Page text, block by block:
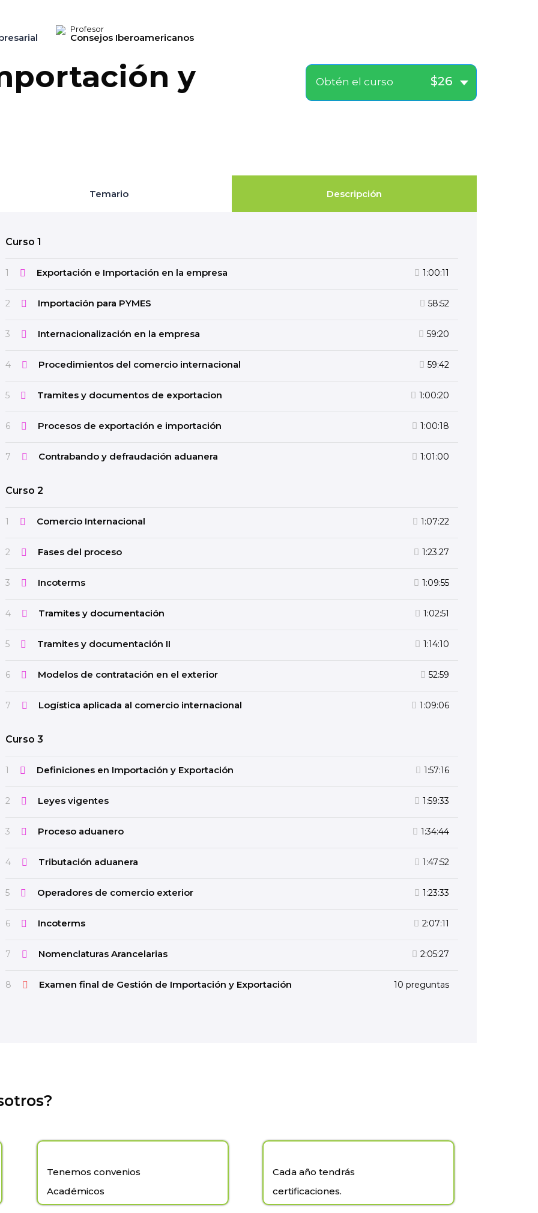
Profesor
Consejos Iberoamericanos
y Obtén el curso $26
Temario Descripción
Curso 1
1 Exportación e Importación en la empresa 1:00:11
2 Importación para PYMES 58:52
3 Internacionalización en la empresa 59:20
4 Procedimientos del comercio internacional 59:42
5 Tramites y documentos de exportacion 1:00:20
6 Procesos de exportación e importación 1:00:18
7 Contrabando y defraudación aduanera 1:01:00
Curso 2
1 Comercio Internacional 1:07:22
2 Fases del proceso 1:23.27
3 Incoterms 1:09:55
4 Tramites y documentación 1:02:51
5 Tramites y documentación II 1:14:10
6 Modelos de contratación en el exterior 52:59
7 Logística aplicada al comercio internacional 1:09:06
Curso 3
1 Definiciones en Importación y Exportación 1:57:16
2 Leyes vigentes 1:59:33
3 Proceso aduanero 1:34:44
4 Tributación aduanera 1:47:52
5 Operadores de comercio exterior 1:23:33
6 Incoterms 2:07:11
7 Nomenclaturas Arancelarias 2:05:27
8 Examen final de Gestión de Importación y Exportación 10 preguntas
Tenemos convenios
Académicos
Cada año tendrás
certificaciones.